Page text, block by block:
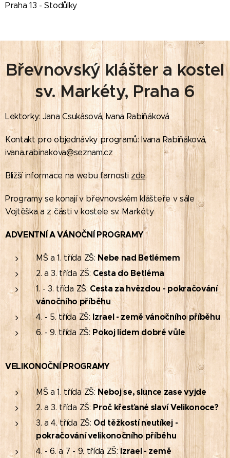
Praha 13 - Stodůlky
Břevnovský klášter a kostel
sv. Markéty, Praha 6
Lektorky: Jana Csukásová, Ivana Rabiňáková
Kontakt pro objednávky programů: Ivana Rabiňáková,
ivana.rabinakova@seznam.cz
Bližší informace na webu farnosti zde.
Programy se konají v břevnovském klášteře v sále
Vojtěška a z části v kostele sv. Markéty
ADVENTNÍ A VÁNOČNÍ PROGRAMY
MŠ a 1. třída ZŠ: Nebe nad Betlémem
2. a 3. třída ZŠ: Cesta do Betléma
1. - 3. třída ZŠ: Cesta za hvězdou - pokračování
vánočního příběhu
4. - 5. třída ZŠ: Izrael - země vánočního příběhu
6. - 9. třída ZŠ:Pokoj lidem dobré vůle
VELIKONOČNÍ PROGRAMY
MŠ a 1. třída ZŠ: Neboj se, slunce zase vyjde
2. a 3. třída ZŠ: Proč křesťané slaví Velikonoce?
3. a 4. třída ZŠ: Od těžkostí neutíkej -
pokračování velikonočního příběhu
4. - 6. a 7 - 9. třída ZŠ:Izrael - země